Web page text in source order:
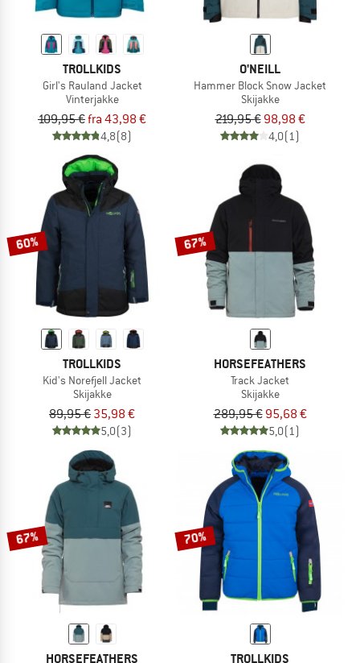
TROLLKIDS
Girl's Rauland Jacket
Vinterjakke
109,95 €fra 43,98 €
4,8(8)
O'NEILL
Hammer Block Snow Jacket
Skijakke
219,95 € 98,98 €
4,0(1)
60%
TROLLKIDS
Kid's Norefjell Jacket
Skijakke
89,95 € 35,98 €
5,0(3)
67%
HORSEFEATHERS
Track Jacket
Skijakke
289,95 € 95,68 €
5,0(1)
67%
HORSEFEATHERS
70%
TROLLKIDS